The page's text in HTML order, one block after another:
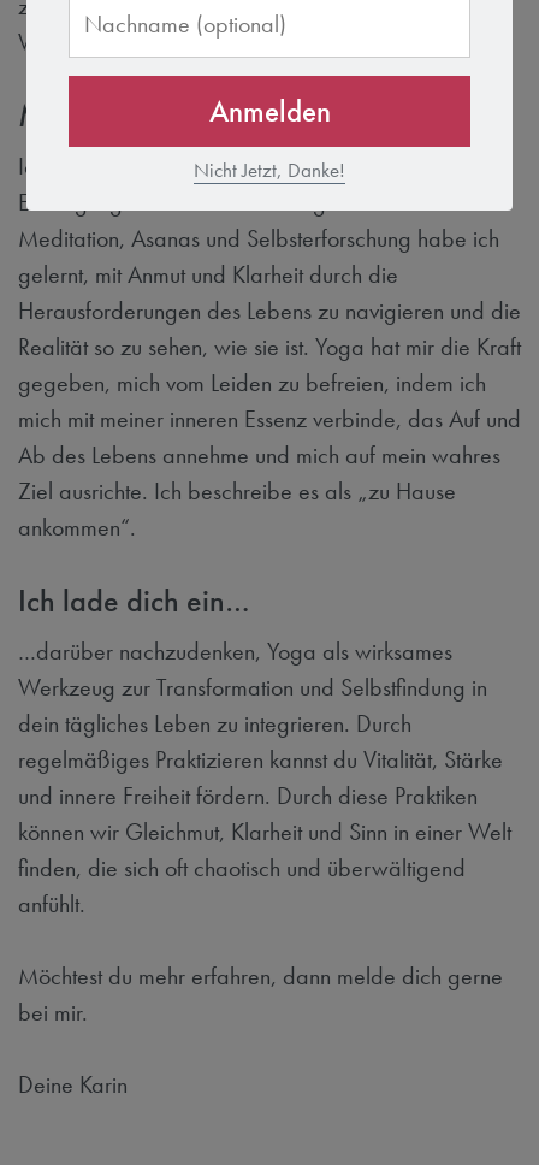
Wohlbefinden führen.
Mein Fazit
Ich persönlich habe durch die Yoga-Praxis
Ermutigung und Transformation gefunden. Durch
Meditation, Asanas und Selbsterforschung habe ich
gelernt, mit Anmut und Klarheit durch die
Herausforderungen des Lebens zu navigieren und die
Realität so zu sehen, wie sie ist. Yoga hat mir die Kraft
gegeben, mich vom Leiden zu befreien, indem ich
mich mit meiner inneren Essenz verbinde, das Auf und
Ab des Lebens annehme und mich auf mein wahres
Ziel ausrichte. Ich beschreibe es als „zu Hause
ankommen“.
Ich lade dich ein…
…darüber nachzudenken, Yoga als wirksames
Werkzeug zur Transformation und Selbstfindung in
dein tägliches Leben zu integrieren. Durch
regelmäßiges Praktizieren kannst du Vitalität, Stärke
und innere Freiheit fördern. Durch diese Praktiken
können wir Gleichmut, Klarheit und Sinn in einer Welt
finden, die sich oft chaotisch und überwältigend
anfühlt.
Möchtest du mehr erfahren, dann melde dich gerne
bei mir.
Deine Karin
Anmelden
Nicht Jetzt, Danke!